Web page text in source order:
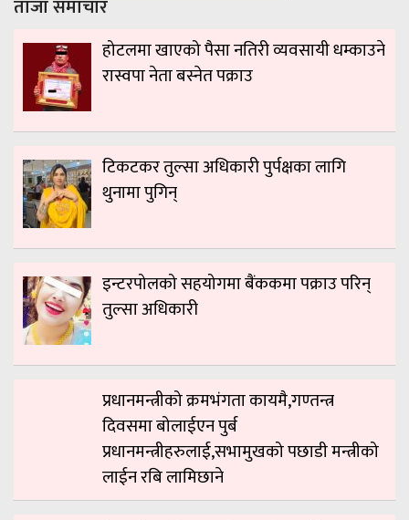
ताजा समाचार
होटलमा खाएको पैसा नतिरी व्यवसायी धम्काउने
रास्वपा नेता बस्नेत पक्राउ
टिकटकर तुल्सा अधिकारी पुर्पक्षका लागि
थुनामा पुगिन्
इन्टरपोलको सहयोगमा बैंककमा पक्राउ परिन्
तुल्सा अधिकारी
प्रधानमन्त्रीको क्रमभंगता कायमै,गण्तन्त्र
दिवसमा बोलाईएन पुर्ब
प्रधानमन्त्रीहरुलाई,सभामुखको पछाडी मन्त्रीको
लाईन रबि लामिछाने